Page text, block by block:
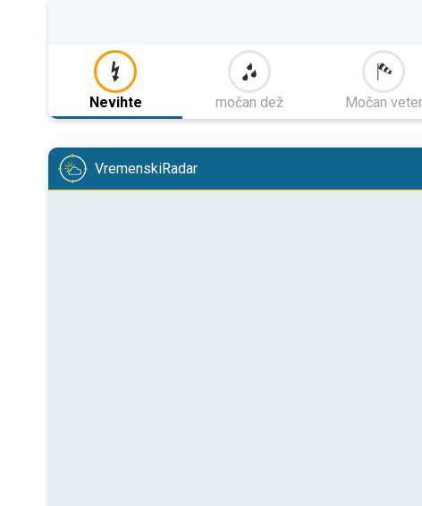
Nevihte močan dež Močan veter
VremenskiRadar